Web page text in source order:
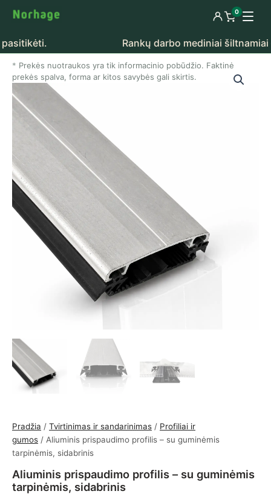
Pereiti prie turinio
Prisijungti
0
Peržiūrėti
Rankų darbo mediniai šiltnamiai –
Prekės nuotraukos yra tik informacinio pobūdžio. Faktinė
prekės spalva, forma ar kitos savybės gali skirtis.
Pradžia / Tvirtinimas ir sandarinimas / Profiliai ir
gumos / Aliuminis prispaudimo profilis – su guminėmis
tarpinėmis, sidabrinis
Aliuminis prispaudimo profilis – su guminėmis
tarpinėmis, sidabrinis